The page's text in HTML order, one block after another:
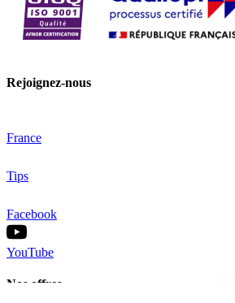
Rejoignez-nous
France
Tips
Facebook
YouTube
Nos offres